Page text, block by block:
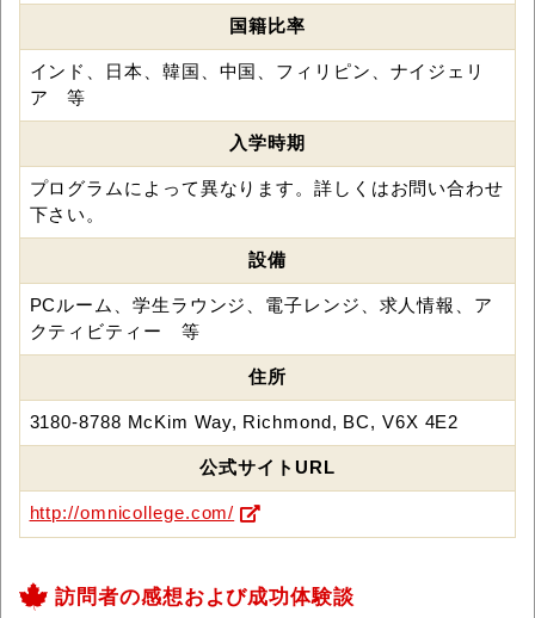
国籍比率
インド、日本、韓国、中国、フィリピン、ナイジェリ
ア 等
入学時期
プログラムによって異なります。詳しくはお問い合わせ
下さい。
設備
PCルーム、学生ラウンジ、電子レンジ、求人情報、ア
クティビティー 等
住所
3180-8788 McKim Way, Richmond, BC, V6X 4E2
公式サイトURL
http://omnicollege.com/
訪問者の感想および成功体験談